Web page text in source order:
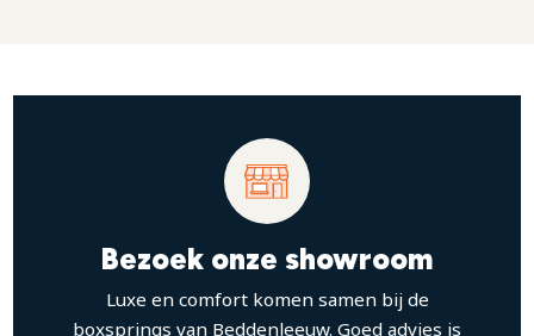
Bezoek onze showroom
Luxe en comfort komen samen bij de
boxsprings van Beddenleeuw. Goed advies is